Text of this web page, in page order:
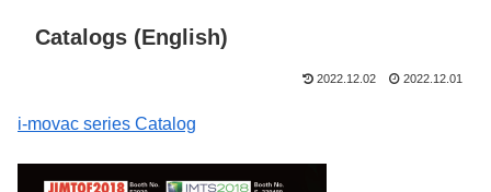
Catalogs (English)
2022.12.02 2022.12.01
i-movac series Catalog